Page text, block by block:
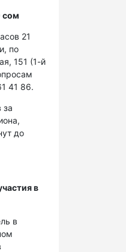
сом
21
по
151 (1-й
41 86.
за
до
в
в